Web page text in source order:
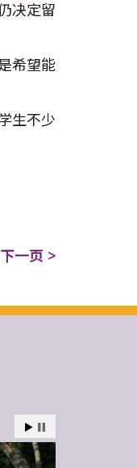
决定留
希望能
生不少
下一页 >